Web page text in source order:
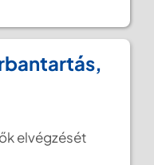
elvégzését